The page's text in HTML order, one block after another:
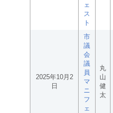
ェ
ス
ト
2025年10月2
日
市
議
会
議
員
マ
ニ
フ
ェ
丸
山
健
太